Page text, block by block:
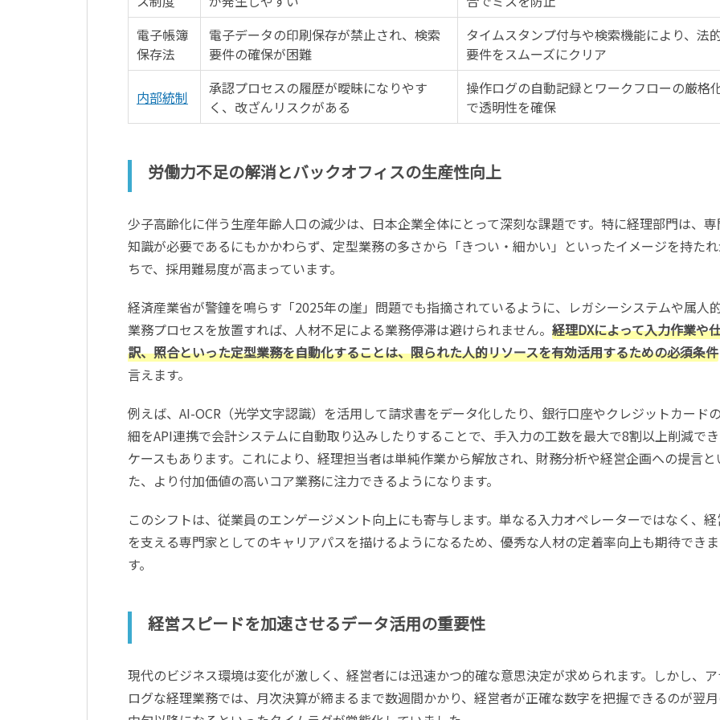
電子帳簿
保存法
電子データの印刷保存が禁止され、検索
要件の確保が困難
タイムスタンプ付与や検索機能により、法
要件をスムーズにクリア
内部統制
承認プロセスの履歴が曖昧になりやす
く、改ざんリスクがある
操作ログの自動記録とワークフローの厳格
で透明性を確保
労働力不足の解消とバックオフィスの生産性向上
少子高齢化に伴う生産年齢人口の減少は、日本企業全体にとって深刻な課題です。特に経理部門は、専
知識が必要であるにもかかわらず、定型業務の多さから「きつい・細かい」といったイメージを持た
ちで、採用難易度が高まっています。
経済産業省が警鐘を鳴らす「2025年の崖」問題でも指摘されているように、レガシーシステムや属人
業務プロセスを放置すれば、人材不足による業務停滞は避けられません。 経理DXによって入力作業や
訳、照合といった定型業務を自動化することは、限られた人的リソースを有効活用するための必須条件
言えます。
例えば、AI-OCR（光学文字認識）を活用して請求書をデータ化したり、銀行口座やクレジットカード
細をAPI連携で会計システムに自動取り込みしたりすることで、手入力の工数を最大で8割以上削減で
ケースもあります。これにより、経理担当者は単純作業から解放され、財務分析や経営企画への提言と
た、より付加価値の高いコア業務に注力できるようになります。
このシフトは、従業員のエンゲージメント向上にも寄与します。単なる入力オペレーターではなく、経
を支える専門家としてのキャリアパスを描けるようになるため、優秀な人材の定着率向上も期待できま
す。
経営スピードを加速させるデータ活用の重要性
現代のビジネス環境は変化が激しく、経営者には迅速かつ的確な意思決定が求められます。しかし、
ログな経理業務では、月次決算が締まるまで数週間かかり、経営者が正確な数字を把握できるのが翌